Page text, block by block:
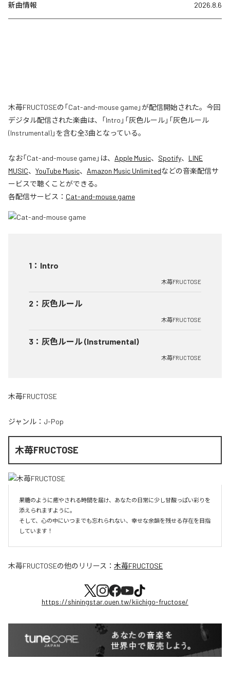
新曲情報 2026.8.6
木苺FRUCTOSEの「Cat-and-mouse game」が配信開始された。今回
デジタル配信された楽曲は、「Intro」「灰色ルール」「灰色ルール
(Instrumental)」を含む全3曲となっている。
なお「Cat-and-mouse game」は、 Apple Music、 Spotify、 LINE
MUSIC、 YouTube Music、 Amazon Music Unlimitedなどの音楽配信サ
ービスで聴くことができる。
各配信サービス： Cat-and-mouse game
1 ： Intro
木苺FRUCTOSE
2 ： 灰色ルール
木苺FRUCTOSE
3 ： 灰色ルール (Instrumental)
木苺FRUCTOSE
木苺FRUCTOSE
ジャンル： J-Pop
木苺FRUCTOSE
果糖のように癒やされる時間を届け、あなたの日常に少し甘酸っぱい彩りを
添えられますように。
そして、心の中にいつまでも忘れられない、幸せな余韻を残せる存在を目指
しています！
木苺FRUCTOSEの他のリリース： 木苺FRUCTOSE
https://shiningstar.ouen.tw/kiichigo-fructose/